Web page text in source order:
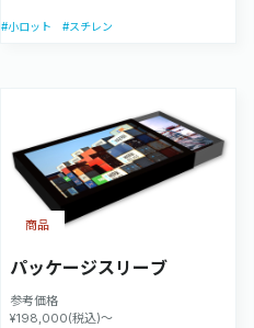
#小ロット #スチレン
パッケージスリーブ
参考価格
¥198,000(税込)～
商品